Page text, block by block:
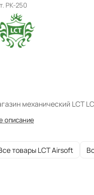
PK-250
механический LCT
описание
товары LCT Airsoft